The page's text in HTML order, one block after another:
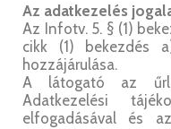
Az adatkezelés
Az Infotv. 5. § (1)
cikk (1) bekezdés
hozzájárulása.
A látogató az
Adatkezelési
elfogadásával és